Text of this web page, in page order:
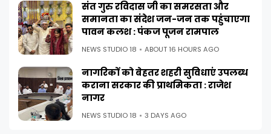
संत गुरु रविदास जी का समरसता और
समानता का संदेश जन-जन तक पहुंचाएगा
पावन कलश : पंकज पूजन रामपाल
NEWS STUDIO 18 ABOUT 16 HOURS AGO
नागरिकों को बेहतर शहरी सुविधाएं उपलब्ध
कराना सरकार की प्राथमिकता : राजेश
नागर
NEWS STUDIO 18 3 DAYS AGO